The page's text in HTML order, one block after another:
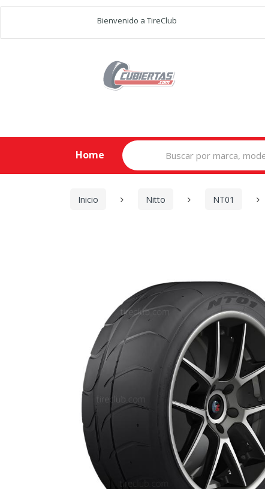
Bienvenido a TireClub
Home
Search
for:
Inicio Nitto NT01